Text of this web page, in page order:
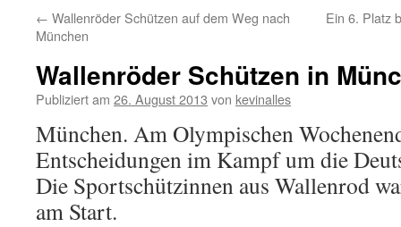
← Wallenröder Schützen auf dem Weg nach
München
Ein 6. Platz
Wallenröder Schützen in
Publiziert am 26. August 2013 von kevinalles
München. Am Olympischen
Entscheidungen im Kampf um die
Die Sportschützinnen aus Wallenrod
am Start.